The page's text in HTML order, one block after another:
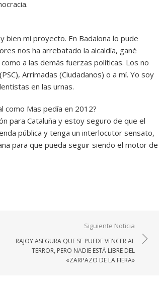
mi proyecto. En Badalona lo pude
nos ha arrebatado la alcaldía, gané
a las demás fuerzas políticas. Los no
Arrimadas (Ciudadanos) o a mí. Yo soy
en las urnas.
como Mas pedía en 2012?
para Cataluña y estoy seguro de que el
pública y tenga un interlocutor sensato,
para que pueda seguir siendo el motor de
Siguiente Noticia
RAJOY ASEGURA QUE SE PUEDE VENCER AL
TERROR, PERO NADIE ESTÁ LIBRE DEL
«ZARPAZO DE LA FIERA»